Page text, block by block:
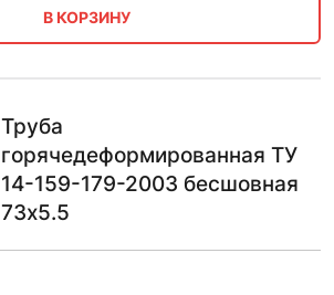
В КОРЗИНУ
Труба
горячедеформированная ТУ
14-159-179-2003 бесшовная
73х5.5